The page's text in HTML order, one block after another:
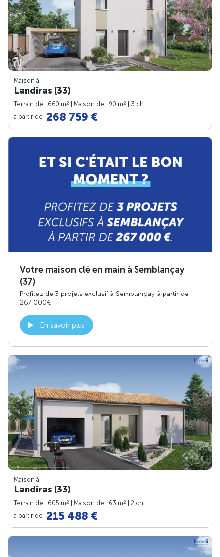
Maison à
Landiras (33)
Terrain de : 660 m2 | Maison de : 90 m2
| 3 ch.
à partir de 268 759 €
Votre maison clé en main à Semblançay
(37)
Profitez de 3 projets exclusif à Semblançay à partir de
267 000€
En savoir plus
Maison à
Landiras (33)
Terrain de : 605 m2 | Maison de : 63 m2
| 2 ch.
à partir de 215 488 €